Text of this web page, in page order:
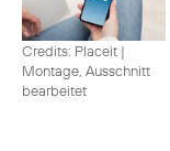
Credits: Placeit |
Montage, Ausschnitt
bearbeitet